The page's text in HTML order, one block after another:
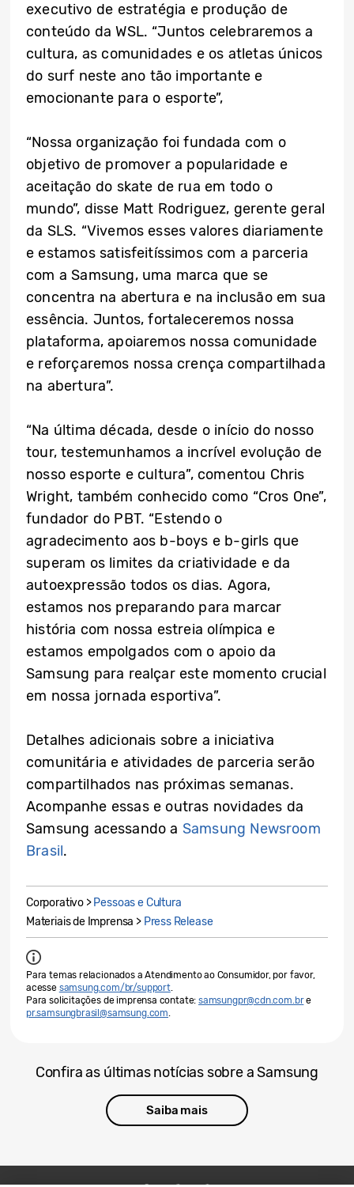
executivo de estratégia e produção de
conteúdo da WSL. “Juntos celebraremos a
cultura, as comunidades e os atletas únicos
do surf neste ano tão importante e
emocionante para o esporte”,
“Nossa organização foi fundada com o
objetivo de promover a popularidade e
aceitação do skate de rua em todo o
mundo”, disse Matt Rodriguez, gerente geral
da SLS. “Vivemos esses valores diariamente
e estamos satisfeitíssimos com a parceria
com a Samsung, uma marca que se
concentra na abertura e na inclusão em sua
essência. Juntos, fortaleceremos nossa
plataforma, apoiaremos nossa comunidade
e reforçaremos nossa crença compartilhada
na abertura”.
“Na última década, desde o início do nosso
tour, testemunhamos a incrível evolução de
nosso esporte e cultura”, comentou Chris
Wright, também conhecido como “Cros One”,
fundador do PBT. “Estendo o
agradecimento aos b-boys e b-girls que
superam os limites da criatividade e da
autoexpressão todos os dias. Agora,
estamos nos preparando para marcar
história com nossa estreia olímpica e
estamos empolgados com o apoio da
Samsung para realçar este momento crucial
em nossa jornada esportiva”.
Detalhes adicionais sobre a iniciativa
comunitária e atividades de parceria serão
compartilhados nas próximas semanas.
Acompanhe essas e outras novidades da
Samsung acessando a Samsung Newsroom
Brasil.
Corporativo >Pessoas e Cultura
Materiais de Imprensa > Press Release
Para temas relacionados a Atendimento ao Consumidor, por favor,
acesse samsung.com/br/support.
Para solicitações de imprensa contate: samsungpr@cdn.com.bre
pr.samsungbrasil@samsung.com.
Confira as últimas notícias sobre a Samsung
Saiba mais